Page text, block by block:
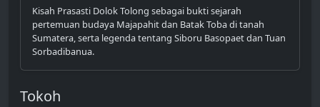
Kisah Prasasti Dolok Tolong sebagai bukti sejarah
pertemuan budaya Majapahit dan Batak Toba di tanah
Sumatera, serta legenda tentang Siboru Basopaet dan Tuan
Sorbadibanua.
Tokoh